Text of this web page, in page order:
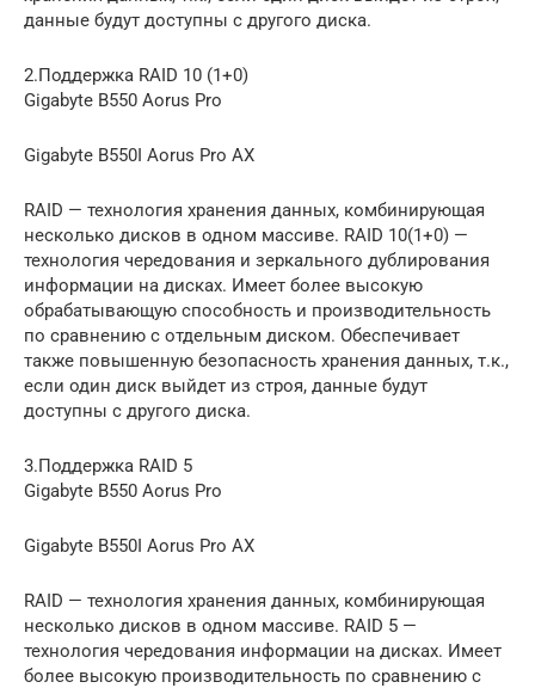
данные будут доступны с другого диска.
2.Поддержка RAID 10 (1+0)
Gigabyte B550 Aorus Pro
Gigabyte B550I Aorus Pro AX
RAID — технология хранения данных, комбинирующая
несколько дисков в одном массиве. RAID 10(1+0) —
технология чередования и зеркального дублирования
информации на дисках. Имеет более высокую
обрабатывающую способность и производительность
по сравнению с отдельным диском. Обеспечивает
также повышенную безопасность хранения данных, т.к.,
если один диск выйдет из строя, данные будут
доступны с другого диска.
3.Поддержка RAID 5
Gigabyte B550 Aorus Pro
Gigabyte B550I Aorus Pro AX
RAID — технология хранения данных, комбинирующая
несколько дисков в одном массиве. RAID 5 —
технология чередования информации на дисках. Имеет
более высокую производительность по сравнению с